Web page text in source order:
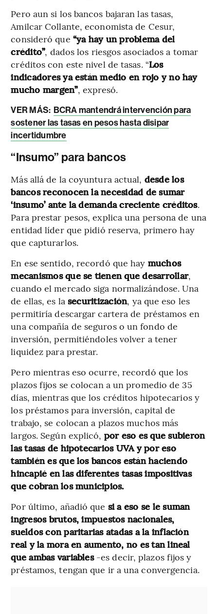
Pero aun si los bancos bajaran las tasas,
Amilcar Collante, economista de Cesur,
consideró que “ya hay un problema del
crédito”, dados los riesgos asociados a tomar
créditos con este nivel de tasas. “Los
indicadores ya están medio en rojo y no hay
mucho margen”, expresó.
VER MÁS: BCRA mantendrá intervención para
sostener las tasas en pesos hasta disipar
incertidumbre
“Insumo” para bancos
Más allá de la coyuntura actual, desde los
bancos reconocen la necesidad de sumar
‘insumo’ ante la demanda creciente créditos.
Para prestar pesos, explica una persona de una
entidad líder que pidió reserva, primero hay
que capturarlos.
En ese sentido, recordó que hay muchos
mecanismos que se tienen que desarrollar,
cuando el mercado siga normalizándose. Una
de ellas, es la securitización, ya que eso les
permitiría descargar cartera de préstamos en
una compañía de seguros o un fondo de
inversión, permitiéndoles volver a tener
liquidez para prestar.
Pero mientras eso ocurre, recordó que los
plazos fijos se colocan a un promedio de 35
días, mientras que los créditos hipotecarios y
los préstamos para inversión, capital de
trabajo, se colocan a plazos muchos más
largos. Según explicó, por eso es que subieron
las tasas de hipotecarios UVA y por eso
también es que los bancos están haciendo
hincapié en las diferentes tasas impositivas
que cobran los municipios.
Por último, añadió que si a eso se le suman
ingresos brutos, impuestos nacionales,
sueldos con paritarias atadas a la inflación
real y la mora en aumento, no es tan lineal
que ambas variables-es decir, plazos fijos y
préstamos, tengan que ir a una convergencia.